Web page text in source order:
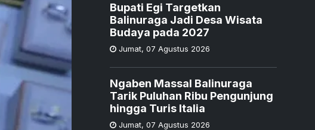
Bupati Egi Targetkan
Balinuraga Jadi Desa Wisata
Budaya pada 2027
Jumat, 07 Agustus 2026
Ngaben Massal Balinuraga
Tarik Puluhan Ribu Pengunjung
hingga Turis Italia
Jumat, 07 Agustus 2026